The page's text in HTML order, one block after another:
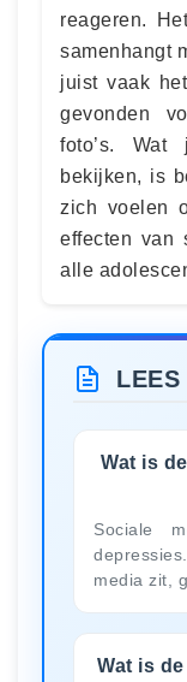
reageren.
samenhangt
juist vaak
gevonden
foto’s. Wat
bekijken, is
zich voelen
effecten van
alle
Wat is
Sociale
media zit,
Wat is